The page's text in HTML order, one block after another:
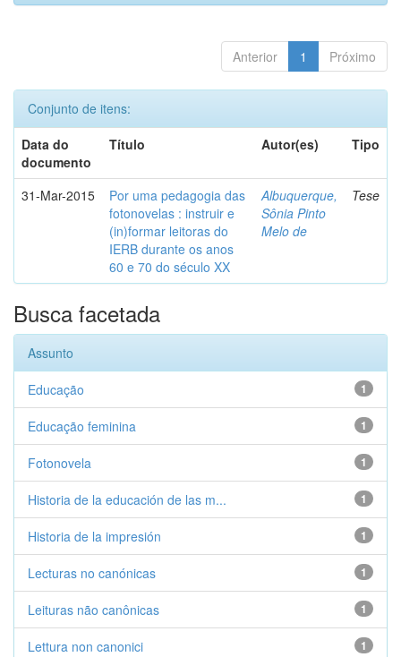
Anterior 1 Próximo
Conjunto de itens:
Data do
documento
Título Autor(es) Tipo
31-Mar-2015
Por uma pedagogia das
fotonovelas : instruir e
(in)formar leitoras do
IERB durante os anos
60 e 70 do século XX
Albuquerque,
Sônia Pinto
Melo de
Tese
Busca facetada
Assunto
1
Educação
1
Educação feminina
1
Fotonovela
1
Historia de la educación de las m...
1
Historia de la impresión
1
Lecturas no canónicas
1
Leituras não canônicas
1
Lettura non canonici